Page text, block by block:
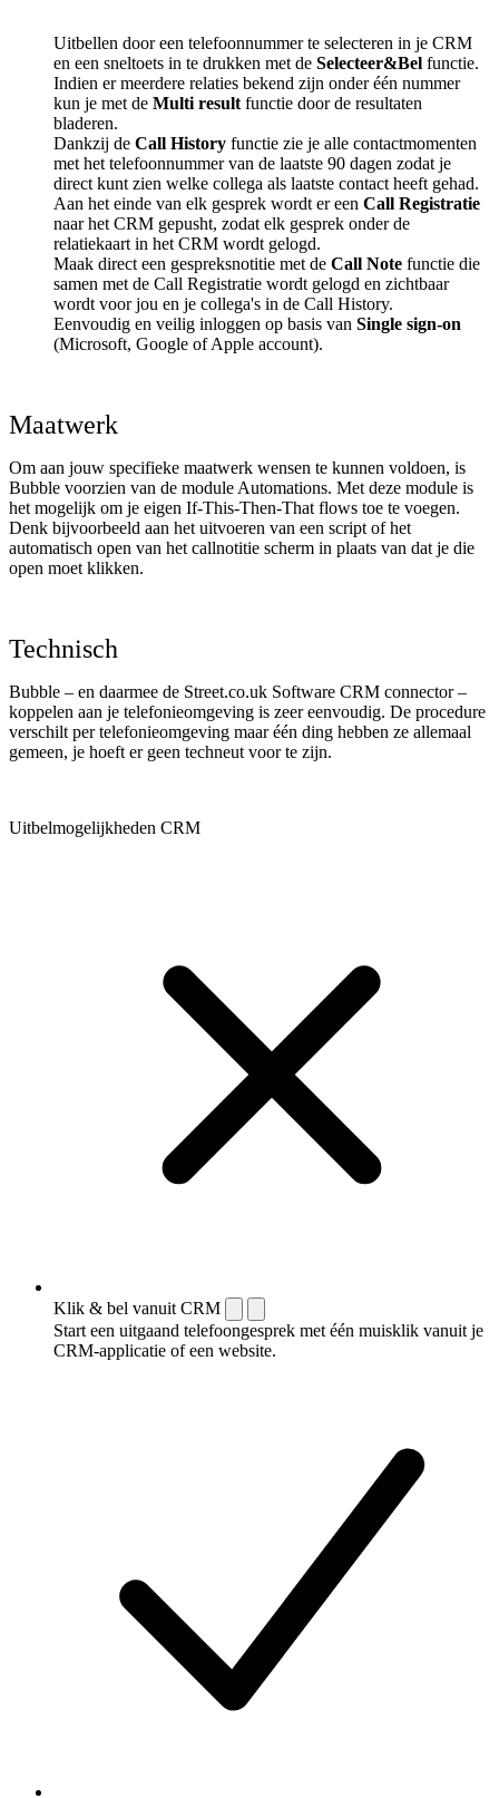
Uitbellen door een telefoonnummer te selecteren in je CRM
en een sneltoets in te drukken met de Selecteer&Bel functie.
Indien er meerdere relaties bekend zijn onder één nummer
kun je met de Multi result functie door de resultaten
bladeren.
Dankzij de Call History functie zie je alle contactmomenten
met het telefoonnummer van de laatste 90 dagen zodat je
direct kunt zien welke collega als laatste contact heeft gehad.
Aan het einde van elk gesprek wordt er een Call Registratie
naar het CRM gepusht, zodat elk gesprek onder de
relatiekaart in het CRM wordt gelogd.
Maak direct een gespreksnotitie met de Call Note functie die
samen met de Call Registratie wordt gelogd en zichtbaar
wordt voor jou en je collega's in de Call History.
Eenvoudig en veilig inloggen op basis van Single sign-on
(Microsoft, Google of Apple account).
Maatwerk
Om aan jouw specifieke maatwerk wensen te kunnen voldoen, is
Bubble voorzien van de module Automations. Met deze module is
het mogelijk om je eigen If-This-Then-That flows toe te voegen.
Denk bijvoorbeeld aan het uitvoeren van een script of het
automatisch open van het callnotitie scherm in plaats van dat je die
open moet klikken.
Technisch
Bubble – en daarmee de Street.co.uk Software CRM connector –
koppelen aan je telefonieomgeving is zeer eenvoudig. De procedure
verschilt per telefonieomgeving maar één ding hebben ze allemaal
gemeen, je hoeft er geen techneut voor te zijn.
Uitbelmogelijkheden CRM
Klik & bel vanuit CRM
Start een uitgaand telefoongesprek met één muisklik vanuit je
CRM-applicatie of een website.